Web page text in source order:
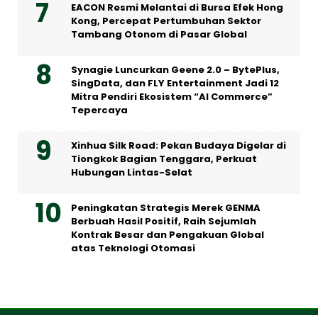
EACON Resmi Melantai di Bursa Efek Hong
Kong, Percepat Pertumbuhan Sektor
Tambang Otonom di Pasar Global
Synagie Luncurkan Geene 2.0 – BytePlus,
SingData, dan FLY Entertainment Jadi 12
Mitra Pendiri Ekosistem “AI Commerce”
Tepercaya
Xinhua Silk Road: Pekan Budaya Digelar di
Tiongkok Bagian Tenggara, Perkuat
Hubungan Lintas-Selat
Peningkatan Strategis Merek GENMA
Berbuah Hasil Positif, Raih Sejumlah
Kontrak Besar dan Pengakuan Global
atas Teknologi Otomasi